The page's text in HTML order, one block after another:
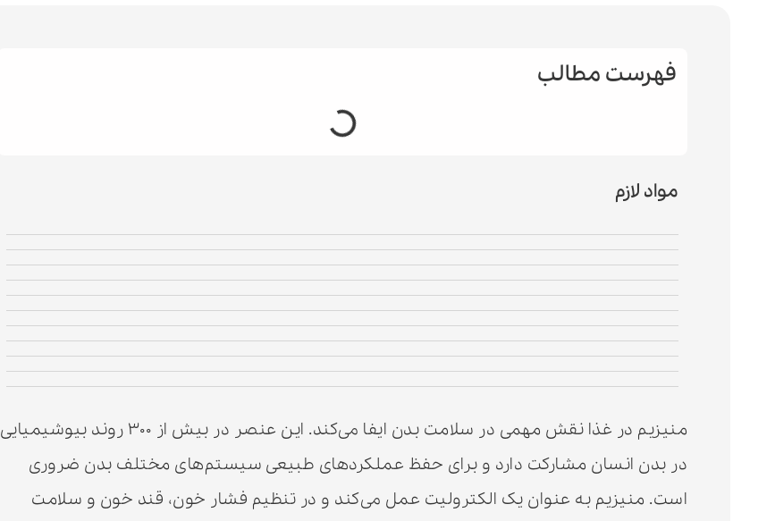
فهرست مطالب
مواد لازم
منیزیم در غذا نقش مهمی در سلامت بدن ایفا می‌کند. این عنصر در بیش از ۳۰۰ روند بیوشیمیایی
در بدن انسان مشارکت دارد و برای حفظ عملکردهای طبیعی سیستم‌های مختلف بدن ضروری
است. منیزیم به عنوان یک الکترولیت عمل می‌کند و در تنظیم فشار خون، قند خون و سلامت